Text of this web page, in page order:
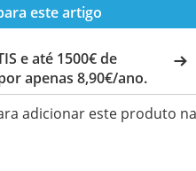
este artigo
e até 1500€ de
apenas 8,90€/ano.
adicionar este produto na